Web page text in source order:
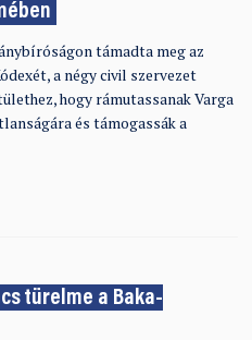
támadta meg az
a négy civil szervezet
hogy rámutassanak Varga
és támogassák a
türelme a Baka-